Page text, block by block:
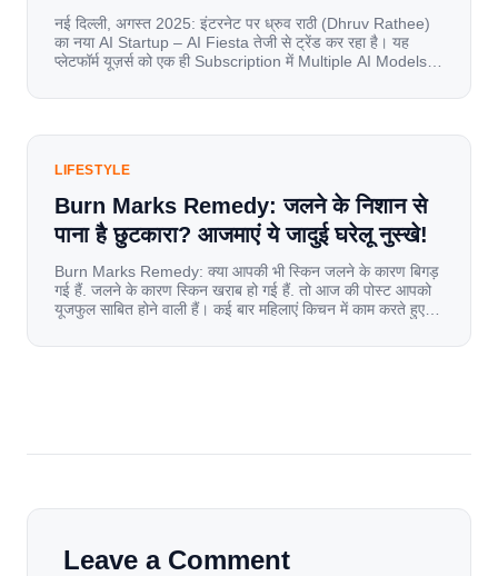
नई दिल्ली, अगस्त 2025: इंटरनेट पर ध्रुव राठी (Dhruv Rathee)
का नया AI Startup – AI Fiesta तेजी से ट्रेंड कर रहा है। यह
प्लेटफॉर्म यूज़र्स को एक ही Subscription में Multiple AI Models
यूज़र्स का जबरदस्त रिस्पॉन्स लॉन्च के तुरंत […]
LIFESTYLE
Burn Marks Remedy: जलने के निशान से
पाना है छुटकारा? आजमाएं ये जादुई घरेलू नुस्खे!
Burn Marks Remedy: क्या आपकी भी स्किन जलने के कारण बिगड़
गई हैं. जलने के कारण स्किन खराब हो गई हैं. तो आज की पोस्ट आपको
यूजफुल साबित होने वाली हैं। कई बार महिलाएं किचन में काम करते हुए
[…]
Leave a Comment